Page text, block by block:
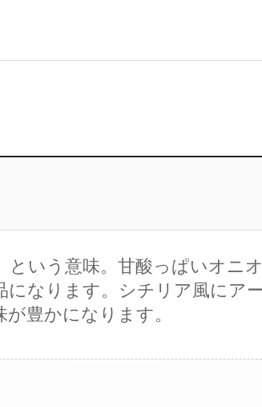
いう意味。甘酸っぱいオニ
なります。シチリア風にア
豊かになります。